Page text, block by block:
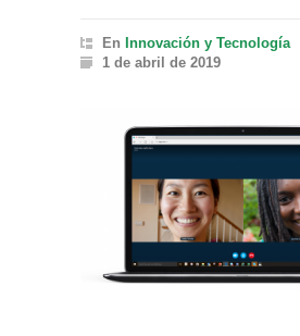
En Innovación y Tecnología
1 de abril de 2019